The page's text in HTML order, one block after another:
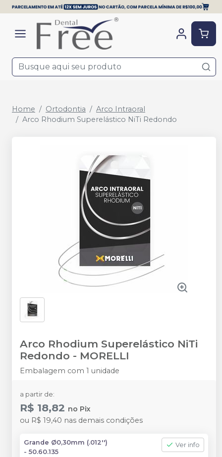
Home Ortodontia
Arco Intraoral
Arco Rhodium Superelástico NiTi Redondo
Arco Rhodium Superelástico NiTi
Redondo - MORELLI
Embalagem com 1 unidade
a partir de:
R$ 18,82 no Pix
ou R$ 19,40 nas demais condições
Grande Ø0,30mm (.012'')
- 50.60.135
Ver info